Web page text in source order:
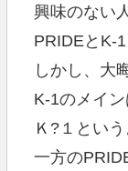
興味のない
PRIDEとK-
しかし、大
K-1のメイ
Ｋ?１とい
一方の